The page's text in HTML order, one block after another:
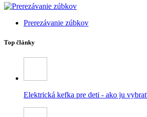
Prerezávanie zúbkov
Top články
Elektrická kefka pre deti - ako ju